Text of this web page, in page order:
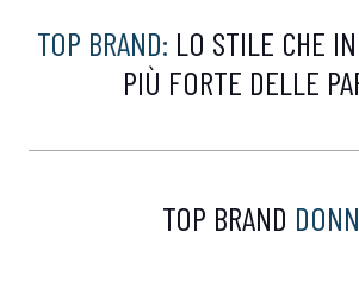
TOP BRAND: LO STILE CHE
PIÙ FORTE DELLE
TOP BRAND